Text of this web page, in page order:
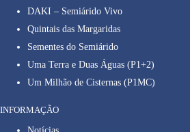
DAKI – Semiárido Vivo
Quintais das Margaridas
Sementes do Semiárido
Uma Terra e Duas Águas (P1+2)
Um Milhão de Cisternas (P1MC)
INFORMAÇÃO
Notícias